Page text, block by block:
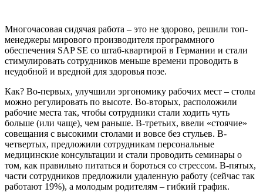
Многочасовая сидячая работа – это не здорово, решили топ-
менеджеры мирового производителя программного
обеспечения SAP SE со штаб-квартирой в Германии и стали
стимулировать сотрудников меньше времени проводить в
неудобной и вредной для здоровья позе.
Как? Во-первых, улучшили эргономику рабочих мест – столы
можно регулировать по высоте. Во-вторых, расположили
рабочие места так, чтобы сотрудники стали ходить чуть
больше (или чаще), чем раньше. В-третьих, ввели «стоячие»
совещания с высокими столами и вовсе без стульев. В-
четвертых, предложили сотрудникам персональные
медицинские консультации и стали проводить семинары о
том, как правильно питаться и бороться со стрессом. В-пятых,
части сотрудников предложили удаленную работу (сейчас так
работают 19%), а молодым родителям – гибкий график.